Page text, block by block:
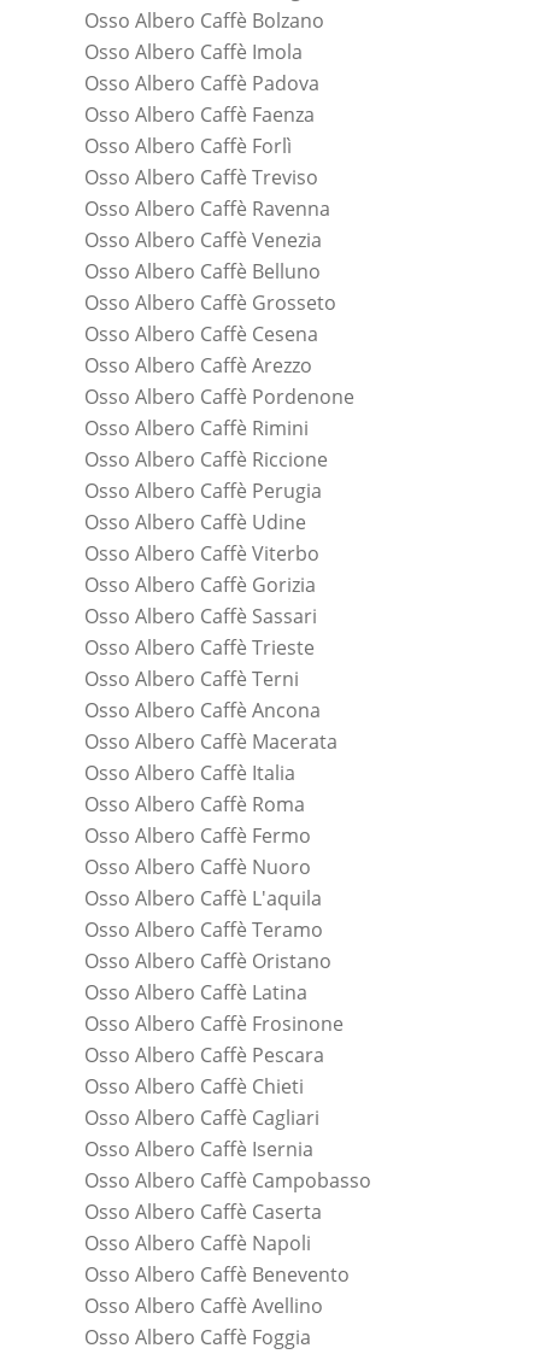
Osso Albero Caffè Bolzano
Osso Albero Caffè Imola
Osso Albero Caffè Padova
Osso Albero Caffè Faenza
Osso Albero Caffè Forlì
Osso Albero Caffè Treviso
Osso Albero Caffè Ravenna
Osso Albero Caffè Venezia
Osso Albero Caffè Belluno
Osso Albero Caffè Grosseto
Osso Albero Caffè Cesena
Osso Albero Caffè Arezzo
Osso Albero Caffè Pordenone
Osso Albero Caffè Rimini
Osso Albero Caffè Riccione
Osso Albero Caffè Perugia
Osso Albero Caffè Udine
Osso Albero Caffè Viterbo
Osso Albero Caffè Gorizia
Osso Albero Caffè Sassari
Osso Albero Caffè Trieste
Osso Albero Caffè Terni
Osso Albero Caffè Ancona
Osso Albero Caffè Macerata
Osso Albero Caffè Italia
Osso Albero Caffè Roma
Osso Albero Caffè Fermo
Osso Albero Caffè Nuoro
Osso Albero Caffè L'aquila
Osso Albero Caffè Teramo
Osso Albero Caffè Oristano
Osso Albero Caffè Latina
Osso Albero Caffè Frosinone
Osso Albero Caffè Pescara
Osso Albero Caffè Chieti
Osso Albero Caffè Cagliari
Osso Albero Caffè Isernia
Osso Albero Caffè Campobasso
Osso Albero Caffè Caserta
Osso Albero Caffè Napoli
Osso Albero Caffè Benevento
Osso Albero Caffè Avellino
Osso Albero Caffè Foggia